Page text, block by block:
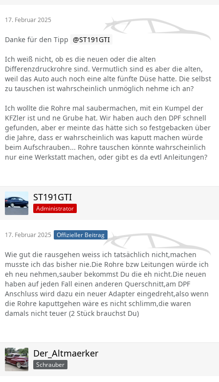
17. Februar 2025
Danke für den Tipp ST191GTI
Ich weiß nicht, ob es die neuen oder die alten
Differenzdruckrohre sind. Vermutlich sind es aber die alten,
weil das Auto auch noch eine alte fünfte Düse hatte. Die selbst
zu tauschen ist wahrscheinlich unmöglich nehme ich an?
Ich wollte die Rohre mal saubermachen, mit ein Kumpel der
KFZler ist und ne Grube hat. Wir haben auch den DPF schnell
gefunden, aber er meinte das hätte sich so festgebacken über
die Jahre, dass er wahrscheinlich was kaputt machen würde
beim Aufschrauben... Rohre tauschen könnte wahrscheinlich
nur eine Werkstatt machen, oder gibt es da evtl Anleitungen?
ST191GTI
Administrator
17. Februar 2025 Offizieller Beitrag
Wie gut die rausgehen weiss ich tatsächlich nicht,machen
musste ich das bisher nie.Die Rohre bzw Leitungen würde ich
eh neu nehmen,sauber bekommst Du die eh nicht.Die neuen
haben auf jeden Fall einen anderen Querschnitt,am DPF
Anschluss wird dazu ein neuer Adapter eingedreht,also wenn
die Rohre kaputtgehen wäre es nicht schlimm,die waren
damals nicht teuer (2 Stück brauchst Du)
Der_Altmaerker
Schrauber